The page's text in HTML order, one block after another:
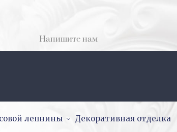
Напишите нам
лепнины
Декоративная отделка